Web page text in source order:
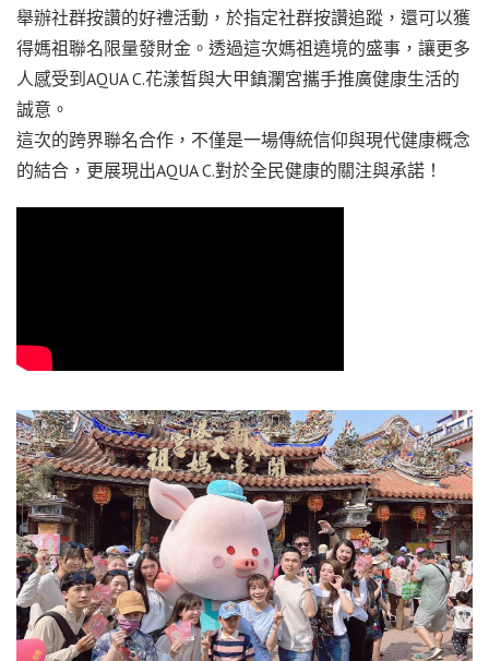
舉辦社群按讚的好禮活動，於指定社群按讚追蹤，還可以獲
得媽祖聯名限量發財金。透過這次媽祖遶境的盛事，讓更多
人感受到AQUA C.花漾皙與大甲鎮瀾宮攜手推廣健康生活的
誠意。
這次的跨界聯名合作，不僅是一場傳統信仰與現代健康概念
的結合，更展現出AQUA C.對於全民健康的關注與承諾！